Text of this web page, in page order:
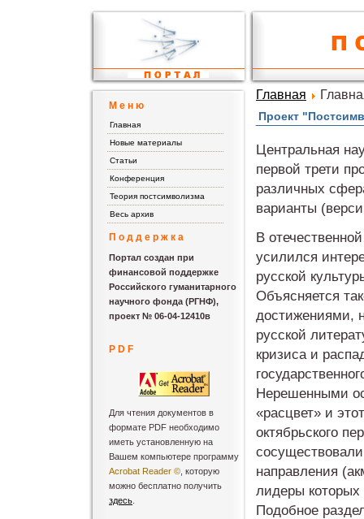
М е н ю
Главная
Новые материалы
Статьи
Конференция
Теория постсимволизма
Весь архив
П о д д е р ж к а
Портал создан при
финансовой поддержке
Российского гуманитарного
научного фонда (РГНФ),
проект № 06-04-12410в
P D F
Для чтения документов в
формате PDF необходимо
иметь установленную на
Вашем компьютере программу
Acrobat Reader © , которую
можно бесплатно получить
здесь
Главная
Проект
Центральная
первой трети
различных
варианты
В
усилился
русской
Объясняется
достижениями,
русской
кризиса и
Нерешенными
«расцвет» и
октябрьского
направления
лидеры
Подобное